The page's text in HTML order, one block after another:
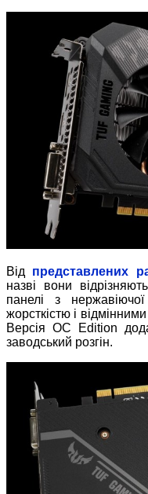
Від представлених
назві вони
панелі з
жорсткістю і
Версія OC Edition
заводський розгін.